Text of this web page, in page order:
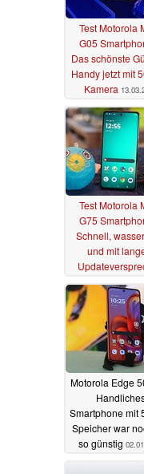
Test Motorola
G05
Das schönste
Handy jetzt mit
Kamera
Test Motorola
G75
Schnell,
und mit
12.01.2025
Motorola Edge
Smartphone mit
Speicher war
so günstig